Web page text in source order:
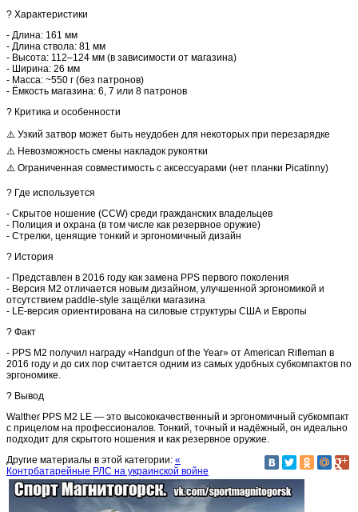
? Характеристики
- Длина: 161 мм
- Длина ствола: 81 мм
- Высота: 112–124 мм (в зависимости от магазина)
- Ширина: 26 мм
- Масса: ~550 г (без патронов)
- Ёмкость магазина: 6, 7 или 8 патронов
? Критика и особенности
⚠️ Узкий затвор может быть неудобен для некоторых при перезарядке
⚠️ Невозможность смены накладок рукоятки
⚠️ Ограниченная совместимость с аксессуарами (нет планки Picatinny)
? Где используется
- Скрытое ношение (CCW) среди гражданских владельцев
- Полиция и охрана (в том числе как резервное оружие)
- Стрелки, ценящие тонкий и эргономичный дизайн
? История
- Представлен в 2016 году как замена PPS первого поколения
- Версия M2 отличается новым дизайном, улучшенной эргономикой и
отсутствием paddle-style защёлки магазина
- LE-версия ориентирована на силовые структуры США и Европы
? Факт
- PPS M2 получил награду «Handgun of the Year» от American Rifleman в
2016 году и до сих пор считается одним из самых удобных субкомпактов по
эргономике.
? Вывод
Walther PPS M2 LE — это высококачественный и эргономичный субкомпакт
с прицелом на профессионалов. Тонкий, точный и надёжный, он идеально
подходит для скрытого ношения и как резервное оружие.
Другие материалы в этой категории: «
Контрбатарейные РЛС на украинской войне